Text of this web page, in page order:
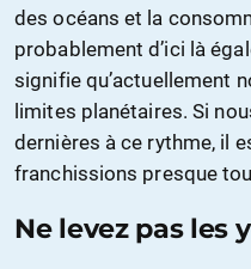
des océans et la
probablement d’ici là
signifie qu’actuellement
limites planétaires. Si
dernières à ce rythme, il
franchissions presque
Ne levez pas les